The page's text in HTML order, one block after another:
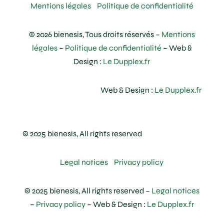
Mentions légales Politique de confidentialité
© 2026 bienesis, Tous droits réservés – Mentions
légales– Politique de confidentialité – Web &
Design : Le Dupplex.fr
Web & Design : Le Dupplex.fr
© 2025 bienesis, All rights reserved
Legal notices Privacy policy
© 2025 bienesis, All rights reserved – Legal notices
– Privacy policy– Web & Design : Le Dupplex.fr